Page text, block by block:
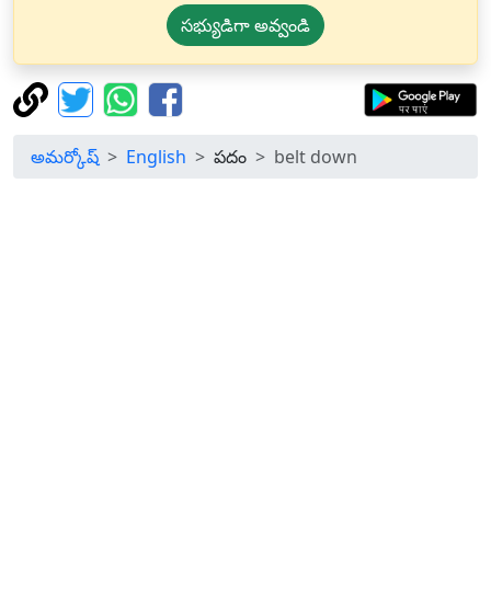
సభ్యుడిగా అవ్వండి
అమర్కోష్ English పదం belt down